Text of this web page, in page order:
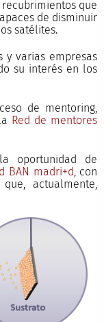
que
de disminuir
satélites.
y varias empresas
su interés en los
de mentoring,
Red de mentores
oportunidad de
BAN madri+d, con
actualmente,